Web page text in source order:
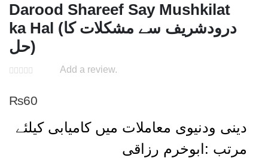
Darood Shareef Say Mushkilat
ka Hal (درودشریف سے مشکلات کا
حل)
Add a review.
₨60
دینی ودنیوی معاملات میں کامیابی کیلئے
مرتب :ابوخرم رزاقی